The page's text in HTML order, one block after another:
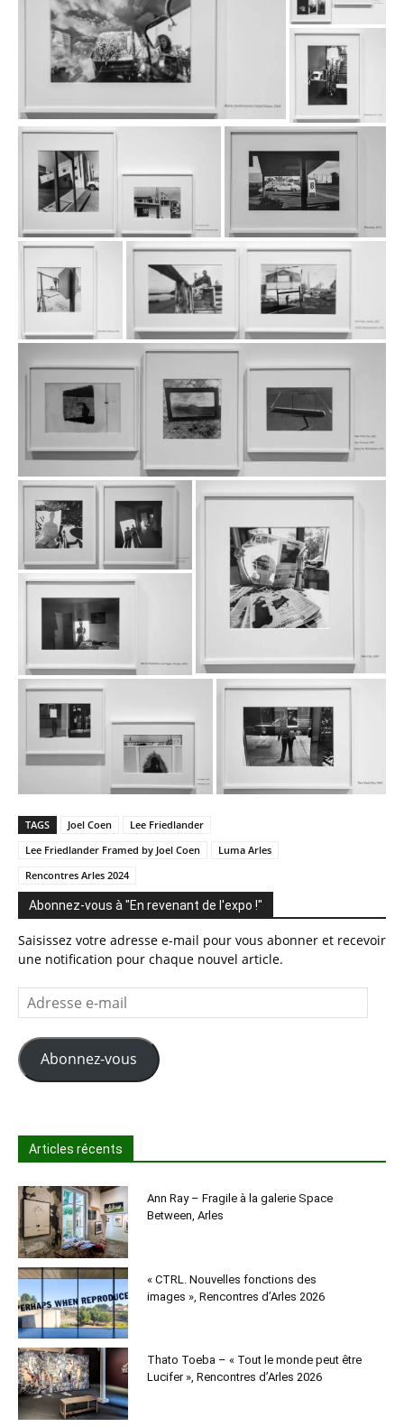
TAGS Joel Coen
Lee Friedlander
Lee Friedlander Framed by Joel Coen
Luma Arles
Rencontres Arles 2024
Abonnez-vous à "En revenant de l'expo !"
Saisissez votre adresse e-mail pour vous abonner et recevoir
une notification pour chaque nouvel article.
Adresse
e-
mail
Abonnez-vous
Articles récents
Ann Ray – Fragile à la galerie Space
Between, Arles
« CTRL. Nouvelles fonctions des
images », Rencontres d’Arles 2026
Thato Toeba – « Tout le monde peut être
Lucifer », Rencontres d’Arles 2026